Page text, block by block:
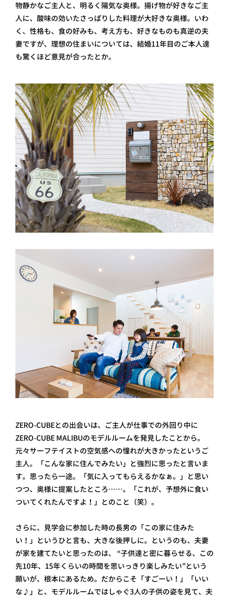
採用情
報
物静かなご主人と、明るく陽気な奥様。揚げ物が好きなご主
人に、酸味の効いたさっぱりした料理が大好きな奥様。いわ
く、性格も、食の好みも、考え方も、好きなものも真逆の夫
妻ですが、理想の住まいについては、結婚11年目のご本人達
も驚くほど意見が合ったとか。
ZERO-CUBEとの出会いは、ご主人が仕事での外回り中に
ZERO-CUBE MALIBUのモデルルームを発見したことから。
元々サーフテイストの空気感への憧れが大きかったというご
主人。「こんな家に住んでみたい」と強烈に思ったと言いま
す。思ったら一途。「気に入ってもらえるかなぁ。」と思い
つつ、奥様に提案したところ……。「これが、予想外に食い
ついてくれたんですよ！」とのこと（笑）。
さらに、見学会に参加した時の長男の「この家に住みた
い！」というひと言も、大きな後押しに。というのも、夫妻
が家を建てたいと思ったのは、 “子供達と密に暮らせる、この
先10年、15年くらいの時間を思いっきり楽しみたい”という
願いが、根本にあるため。だからこそ「すごーい！」「いい
な♪」と、モデルルームではしゃぐ3人の子供の姿を見て、夫